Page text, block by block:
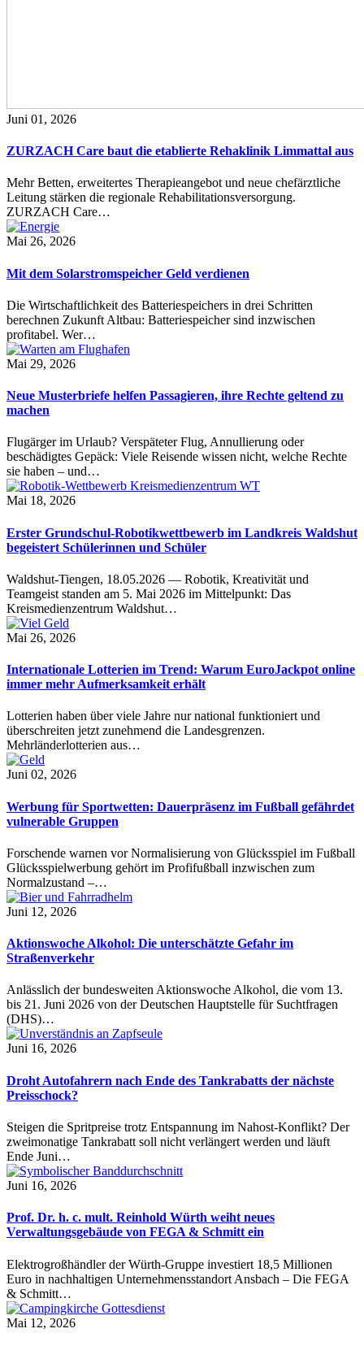
Juni 01, 2026
ZURZACH Care baut die etablierte Rehaklinik Limmattal aus
Mehr Betten, erweitertes Therapieangebot und neue chefärztliche
Leitung stärken die regionale Rehabilitationsversorgung.
ZURZACH Care…
Mai 26, 2026
Mit dem Solarstromspeicher Geld verdienen
Die Wirtschaftlichkeit des Batteriespeichers in drei Schritten
berechnen Zukunft Altbau: Batteriespeicher sind inzwischen
profitabel. Wer…
Mai 29, 2026
Neue Musterbriefe helfen Passagieren, ihre Rechte geltend zu
machen
Flugärger im Urlaub? Verspäteter Flug, Annullierung oder
beschädigtes Gepäck: Viele Reisende wissen nicht, welche Rechte
sie haben – und…
Mai 18, 2026
Erster Grundschul-Robotikwettbewerb im Landkreis Waldshut
begeistert Schülerinnen und Schüler
Waldshut-Tiengen, 18.05.2026 — Robotik, Kreativität und
Teamgeist standen am 5. Mai 2026 im Mittelpunkt: Das
Kreismedienzentrum Waldshut…
Mai 26, 2026
Internationale Lotterien im Trend: Warum EuroJackpot online
immer mehr Aufmerksamkeit erhält
Lotterien haben über viele Jahre nur national funktioniert und
überschreiten jetzt zunehmend die Landesgrenzen.
Mehrländerlotterien aus…
Juni 02, 2026
Werbung für Sportwetten: Dauerpräsenz im Fußball gefährdet
vulnerable Gruppen
Forschende warnen vor Normalisierung von Glücksspiel im Fußball
Glücksspielwerbung gehört im Profifußball inzwischen zum
Normalzustand –…
Juni 12, 2026
Aktionswoche Alkohol: Die unterschätzte Gefahr im
Straßenverkehr
Anlässlich der bundesweiten Aktionswoche Alkohol, die vom 13.
bis 21. Juni 2026 von der Deutschen Hauptstelle für Suchtfragen
(DHS)…
Juni 16, 2026
Droht Autofahrern nach Ende des Tankrabatts der nächste
Preisschock?
Steigen die Spritpreise trotz Entspannung im Nahost-Konflikt? Der
zweimonatige Tankrabatt soll nicht verlängert werden und läuft
Ende Juni…
Juni 16, 2026
Prof. Dr. h. c. mult. Reinhold Würth weiht neues
Verwaltungsgebäude von FEGA & Schmitt ein
Elektrogroßhändler der Würth-Gruppe investiert 18,5 Millionen
Euro in nachhaltigen Unternehmensstandort Ansbach – Die FEGA
& Schmitt…
Mai 12, 2026